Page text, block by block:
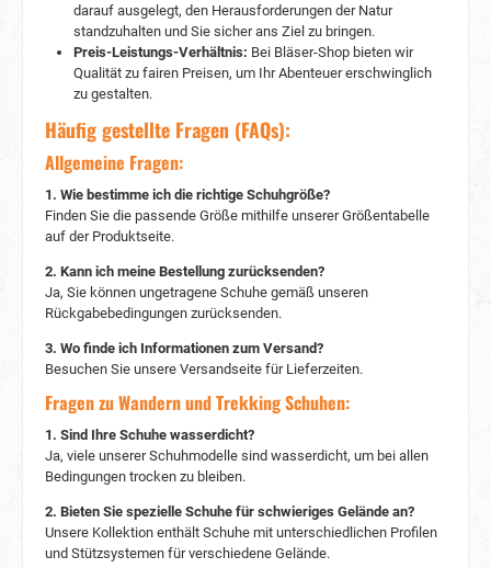
darauf ausgelegt, den Herausforderungen der Natur
standzuhalten und Sie sicher ans Ziel zu bringen.
Preis-Leistungs-Verhältnis: Bei Bläser-Shop bieten wir
Qualität zu fairen Preisen, um Ihr Abenteuer erschwinglich
zu gestalten.
Häufig gestellte Fragen (FAQs):
Allgemeine Fragen:
1. Wie bestimme ich die richtige Schuhgröße?
Finden Sie die passende Größe mithilfe unserer Größentabelle
auf der Produktseite.
2. Kann ich meine Bestellung zurücksenden?
Ja, Sie können ungetragene Schuhe gemäß unseren
Rückgabebedingungen zurücksenden.
3. Wo finde ich Informationen zum Versand?
Besuchen Sie unsere Versandseite für Lieferzeiten.
Fragen zu Wandern und Trekking Schuhen:
1. Sind Ihre Schuhe wasserdicht?
Ja, viele unserer Schuhmodelle sind wasserdicht, um bei allen
Bedingungen trocken zu bleiben.
2. Bieten Sie spezielle Schuhe für schwieriges Gelände an?
Unsere Kollektion enthält Schuhe mit unterschiedlichen Profilen
und Stützsystemen für verschiedene Gelände.